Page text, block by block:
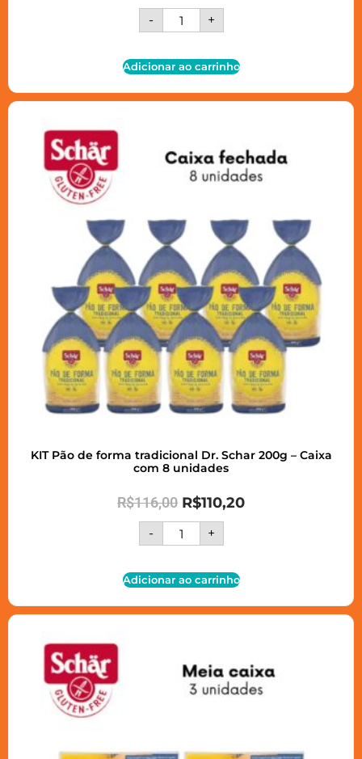
- +
Adicionar ao carrinho
KIT Pão de forma tradicional Dr. Schar 200g – Caixa
com 8 unidades
R$116,00 R$110,20
- +
Adicionar ao carrinho